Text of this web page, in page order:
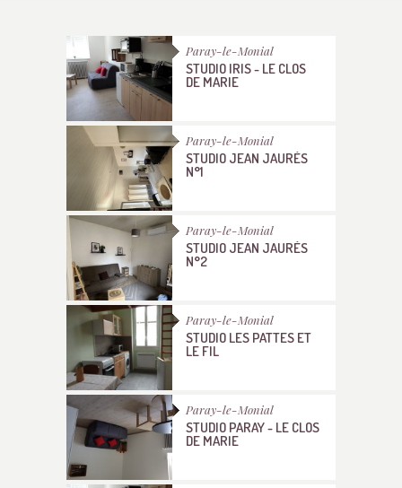
Paray-le-Monial
STUDIO IRIS - LE CLOS
DE MARIE
Paray-le-Monial
STUDIO JEAN JAURÈS
N°1
Paray-le-Monial
STUDIO JEAN JAURÈS
N°2
Paray-le-Monial
STUDIO LES PATTES ET
LE FIL
Paray-le-Monial
STUDIO PARAY - LE CLOS
DE MARIE